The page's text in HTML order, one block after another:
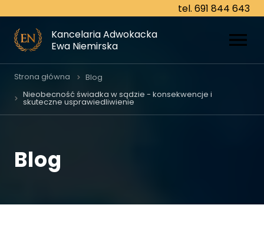
tel. 691 844 643
Kancelaria Adwokacka
Ewa Niemirska
tel. 691 844 643
Kancelaria Adwokacka
Ewa Niemirska
O nas
Specjalizacje
Prawo karne
Strona główna
Blog
Nieobecność świadka w sądzie - konsekwencje i
skuteczne usprawiedliwienie
Blog